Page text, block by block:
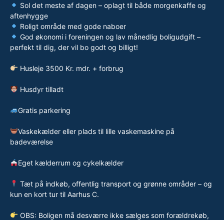
Sol det meste af dagen – oplagt til både morgenkaffe og
aftenhygge
Roligt område med gode naboer
God økonomi i foreningen og lav månedlig boligudgift –
perfekt til dig, der vil bo godt og billigt!
Husleje 3500 Kr. mdr. + forbrug
Husdyr tilladt
Gratis parkering
Vaskekælder eller plads til lille vaskemaskine på
badeværelse
Eget kælderrum og cykelkælder
Tæt på indkøb, offentlig transport og grønne områder – og
kun en kort tur til Aarhus C.
OBS: Boligen må desværre ikke sælges som forældrekøb,